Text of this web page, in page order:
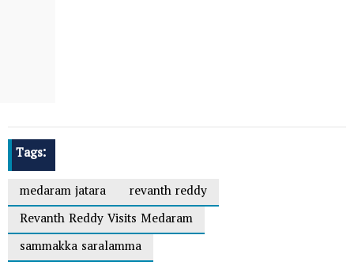
Tags:
medaram jatara
revanth reddy
Revanth Reddy Visits Medaram
sammakka saralamma